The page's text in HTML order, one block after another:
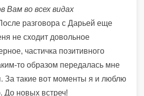
Вам во всех видах
разговора с Дарьей еще
не сходит довольное
частичка позитивного
то образом передалась мне
За такие вот моменты я и люблю
новых встреч!